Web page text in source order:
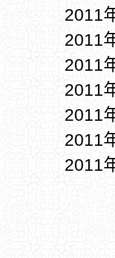
2011
2011
2011
2011
2011
2011
2011